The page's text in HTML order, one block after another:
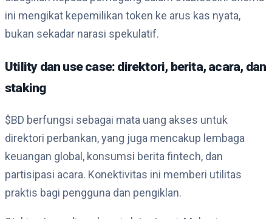
ini mengikat kepemilikan token ke arus kas nyata,
bukan sekadar narasi spekulatif.
Utility dan use case: direktori, berita, acara, dan
staking
$BD berfungsi sebagai mata uang akses untuk
direktori perbankan, yang juga mencakup lembaga
keuangan global, konsumsi berita fintech, dan
partisipasi acara. Konektivitas ini memberi utilitas
praktis bagi pengguna dan pengiklan.